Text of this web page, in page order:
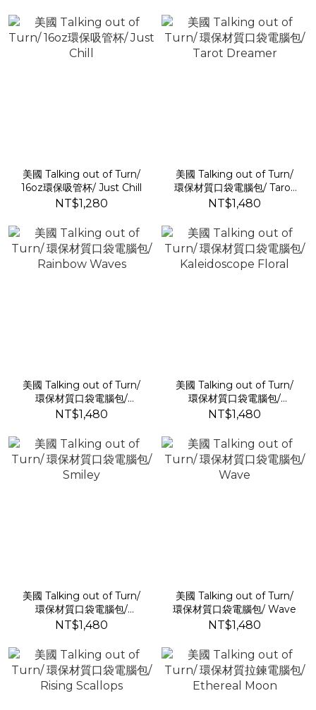
美國 Talking out of Turn/
16oz環保吸管杯/ Just Chill
NT$1,280
美國 Talking out of Turn/
環保材質口袋電腦包/ Tarot
Dreamer
NT$1,480
美國 Talking out of Turn/
環保材質口袋電腦包/
Rainbow Waves
NT$1,480
美國 Talking out of Turn/
環保材質口袋電腦包/
Kaleidoscope Floral
NT$1,480
美國 Talking out of Turn/
環保材質口袋電腦包/
Smiley
NT$1,480
美國 Talking out of Turn/
環保材質口袋電腦包/ Wave
NT$1,480